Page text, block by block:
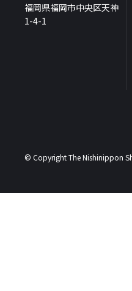
福岡県福岡市中央区天神
1-4-1
© Copyright The Nishinippon